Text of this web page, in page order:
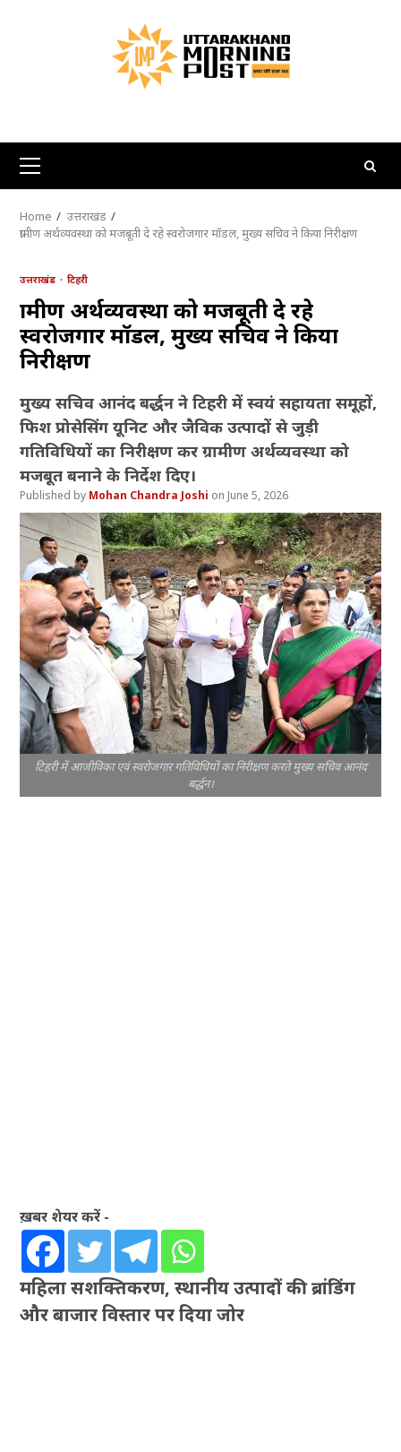
Primary
Menu
Home
उत्तराखंड
ग्रामीण अर्थव्यवस्था को मजबूती दे रहे स्वरोजगार मॉडल, मुख्य सचिव ने किया निरीक्षण
उत्तराखंड टिहरी
ग्रामीण अर्थव्यवस्था को मजबूती दे रहे
स्वरोजगार मॉडल, मुख्य सचिव ने किया
निरीक्षण
मुख्य सचिव आनंद बर्द्धन ने टिहरी में स्वयं सहायता समूहों,
फिश प्रोसेसिंग यूनिट और जैविक उत्पादों से जुड़ी
गतिविधियों का निरीक्षण कर ग्रामीण अर्थव्यवस्था को
मजबूत बनाने के निर्देश दिए।
Mohan Chandra Joshi June 5, 2026
टिहरी में आजीविका एवं स्वरोजगार गतिविधियों का निरीक्षण करते मुख्य सचिव आनंद
बर्द्धन।
ख़बर शेयर करें -
महिला सशक्तिकरण, स्थानीय उत्पादों की ब्रांडिंग
और बाजार विस्तार पर दिया जोर